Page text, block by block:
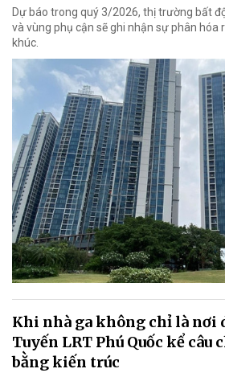
Dự báo trong quý 3/2026, thị trường bất
và vùng phụ cận sẽ ghi nhận sự phân hóa
khúc.
Khi nhà ga không chỉ là nơi
Tuyến LRT Phú Quốc kể câu
bằng kiến trúc